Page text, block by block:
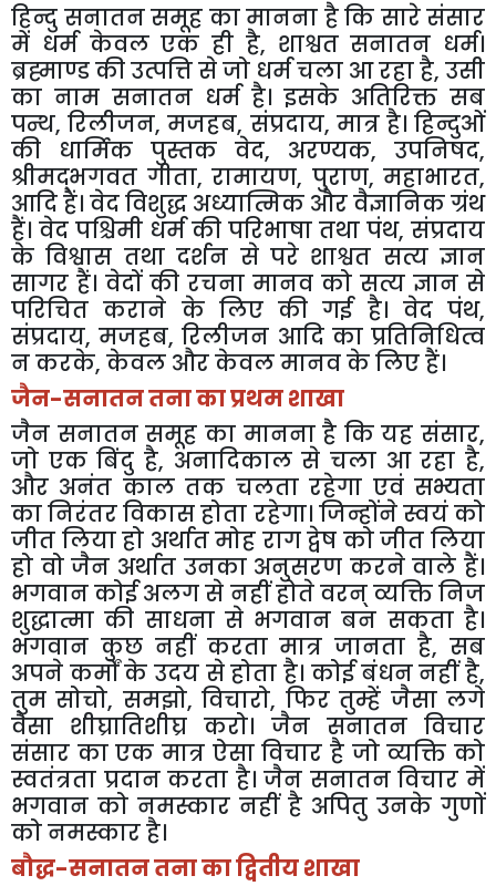
हिन्दु सनातन समूह का मानना है कि सारे संसार
में धर्म केवल एक ही है, शाश्वत सनातन धर्म।
ब्रह्माण्ड की उत्पत्ति से जो धर्म चला आ रहा है, उसी
का नाम सनातन धर्म है। इसके अतिरिक्त सब
पन्थ, रिलीजन, मजहब, संप्रदाय, मात्र है। हिन्दुओं
की धार्मिक पुस्तक वेद, अरण्यक, उपनिषद,
श्रीमद्भगवत गीता, रामायण, पुराण, महाभारत,
आदि हैं। वेद विशुद्ध अध्यात्मिक और वैज्ञानिक ग्रंथ
हैं। वेद पश्चिमी धर्म की परिभाषा तथा पंथ, संप्रदाय
के विश्वास तथा दर्शन से परे शाश्वत सत्य ज्ञान
सागर हैं। वेदों की रचना मानव को सत्य ज्ञान से
परिचित कराने के लिए की गई है। वेद पंथ,
संप्रदाय, मजहब, रिलीजन आदि का प्रतिनिधित्व
न करके, केवल और केवल मानव के लिए हैं।
जैन-सनातन तना का प्रथम शाखा
जैन सनातन समूह का मानना है कि यह संसार,
जो एक बिंदु है, अनादिकाल से चला आ रहा है,
और अनंत काल तक चलता रहेगा एवं सभ्यता
का निरंतर विकास होता रहेगा। जिन्होंने स्वयं को
जीत लिया हो अर्थात मोह राग द्वेष को जीत लिया
हो वो जैन अर्थात उनका अनुसरण करने वाले हैं।
भगवान कोई अलग से नहीं होते वरन् व्यक्ति निज
शुद्धात्मा की साधना से भगवान बन सकता है।
भगवान कुछ नहीं करता मात्र जानता है, सब
अपने कर्मों के उदय से होता है। कोई बंधन नहीं है,
तुम सोचो, समझो, विचारो, फिर तुम्हें जैसा लगे
वैसा शीघ्रातिशीघ्र करो। जैन सनातन विचार
संसार का एक मात्र ऐसा विचार है जो व्यक्ति को
स्वतंत्रता प्रदान करता है। जैन सनातन विचार में
भगवान को नमस्कार नहीं है अपितु उनके गुणों
को नमस्कार है।
बौद्ध-सनातन तना का द्वितीय शाखा